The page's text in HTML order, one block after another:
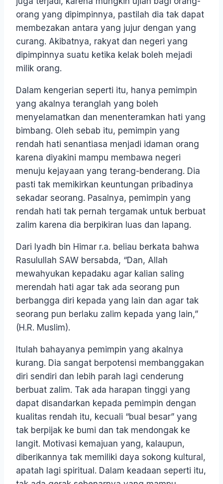
orang yang dipimpinnya, pastilah dia tak dapat
membezakan antara yang jujur dengan yang
curang. Akibatnya, rakyat dan negeri yang
dipimpinnya suatu ketika kelak boleh mejadi
milik orang.
Dalam kengerian seperti itu, hanya pemimpin
yang akalnya teranglah yang boleh
menyelamatkan dan menenteramkan hati yang
bimbang. Oleh sebab itu, pemimpin yang
rendah hati senantiasa menjadi idaman orang
karena diyakini mampu membawa negeri
menuju kejayaan yang terang-benderang. Dia
pasti tak memikirkan keuntungan pribadinya
sekadar seorang. Pasalnya, pemimpin yang
rendah hati tak pernah tergamak untuk berbuat
zalim karena dia berpikiran luas dan lapang.
Dari Iyadh bin Himar r.a. beliau berkata bahwa
Rasulullah SAW bersabda, “Dan, Allah
mewahyukan kepadaku agar kalian saling
merendah hati agar tak ada seorang pun
berbangga diri kepada yang lain dan agar tak
seorang pun berlaku zalim kepada yang lain,”
(H.R. Muslim).
Itulah bahayanya pemimpin yang akalnya
kurang. Dia sangat berpotensi membanggakan
diri sendiri dan lebih parah lagi cenderung
berbuat zalim. Tak ada harapan tinggi yang
dapat disandarkan kepada pemimpin dengan
kualitas rendah itu, kecuali “bual besar” yang
tak berpijak ke bumi dan tak mendongak ke
langit. Motivasi kemajuan yang, kalaupun,
diberikannya tak memiliki daya sokong kultural,
apatah lagi spiritual. Dalam keadaan seperti itu,